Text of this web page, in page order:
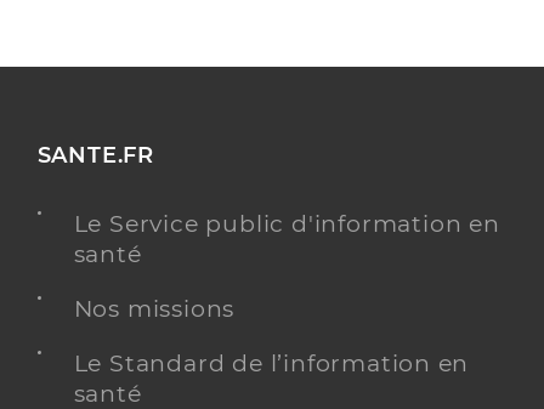
SANTE.FR
Le Service public d'information en
santé
Nos missions
Le Standard de l’information en
santé